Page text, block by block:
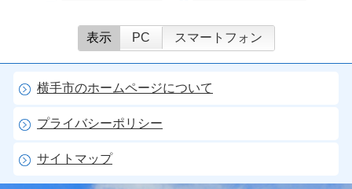
表示 PC スマートフォン
横手市のホームページについて
プライバシーポリシー
サイトマップ